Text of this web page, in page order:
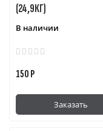
(24,9КГ)
В наличии
150 Р
Заказать